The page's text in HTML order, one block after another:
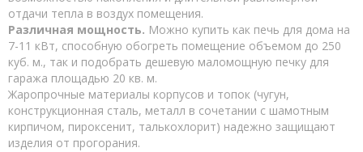
отдачи тепла в воздух помещения.
Различная мощность. Можно купить как печь для дома на
7-11 кВт, способную обогреть помещение объемом до 250
куб. м., так и подобрать дешевую маломощную печку для
гаража площадью 20 кв. м.
Жаропрочные материалы корпусов и топок (чугун,
конструкционная сталь, металл в сочетании с шамотным
кирпичом, пироксенит, талькохлорит) надежно защищают
изделия от прогорания.